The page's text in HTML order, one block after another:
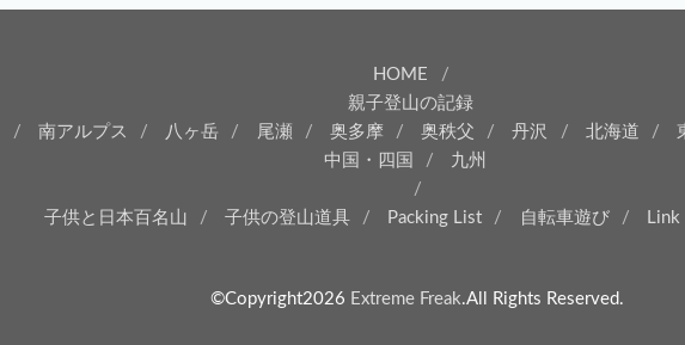
HOME
親子登山の記録
南アルプス 八ヶ岳 尾瀬 奥多摩 奥秩父 丹沢 北海道
中国・四国
九州
子供と日本百名山 子供の登山道具 Packing List 自転車遊び Link
©Copyright2026 Extreme Freak.All Rights Reserved.